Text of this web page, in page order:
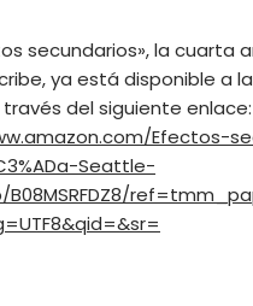
secundarios», la cuarta
ya está disponible a
del siguiente enlace:
Efectos-
Seattle-
B08MSRFDZ8/